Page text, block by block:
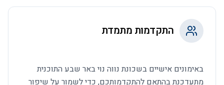
התקדמות מתמדת
באימונים אישיים בשכונת נווה נוי באר שבע התוכנית
מתעדכנת בהתאם להתקדמותכם, כדי לשמור על שיפור